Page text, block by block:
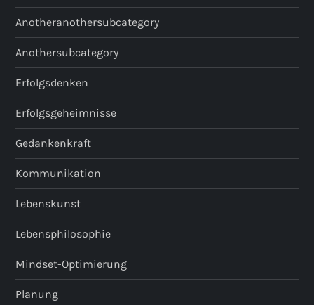
Anotheranothersubcategory
Anothersubcategory
Erfolgsdenken
Erfolgsgeheimnisse
Gedankenkraft
Kommunikation
Lebenskunst
Lebensphilosophie
Mindset-Optimierung
Planung